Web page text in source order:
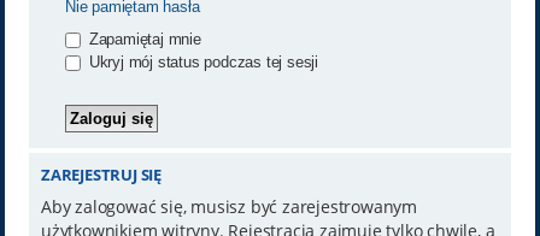
Nie pamiętam hasła
Zapamiętaj mnie
Ukryj mój status podczas tej sesji
ZAREJESTRUJ SIĘ
Aby zalogować się, musisz być zarejestrowanym
użytkownikiem witryny. Rejestracja zajmuje tylko chwilę, a